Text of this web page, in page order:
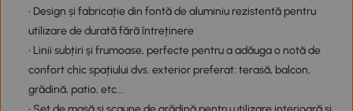
• Design și fabricație din fontă de aluminiu rezistentă pentru
utilizare de durată fără întreținere
• Linii subțiri și frumoase, perfecte pentru a adăuga o notă de
confort chic spațiului dvs. exterior preferat: terasă, balcon,
grădină, patio, etc...